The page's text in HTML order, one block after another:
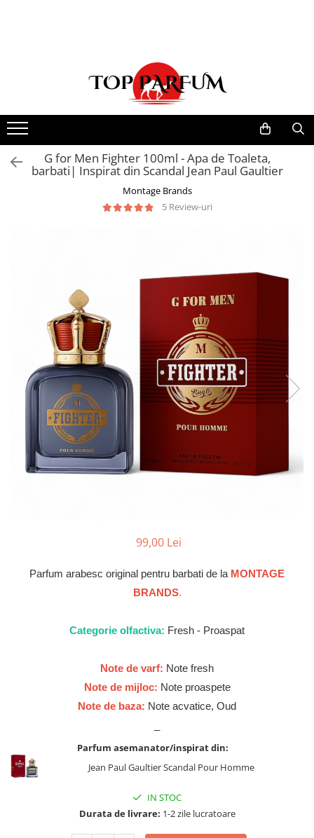
Pachete FEMEI
Pachete BARBATI
Pachete EL si EA
Parfumuri Femei
Parfumuri Citrice
Parfumuri Condimentate
Parfumuri Dulci
Parfumuri Exotice
Parfumuri Fresh
Parfumuri Florale
Parfumuri Fructate
Parfumuri Lemnoase
Parfumuri Persistente
Parfumuri de VARA
Cadouri pentru EL
Al Fakhr Perfumes
Anfar London
Ard al Zaafaran
G for Men Fighter 100ml - Apa de Toaleta,
barbati| Inspirat din Scandal Jean Paul Gaultier
Montage Brands
5 Review-uri
99,00 Lei
Parfum arabesc original pentru barbati de la MONTAGE
BRANDS.
Categorie olfactiva: Fresh - Proaspat
Note de varf: Note fresh
Note de mijloc: Note proaspete
Note de baza: Note acvatice, Oud
Parfum asemanator/inspirat din:
Jean Paul Gaultier Scandal Pour Homme
IN STOC
Durata de livrare: 1-2 zile lucratoare